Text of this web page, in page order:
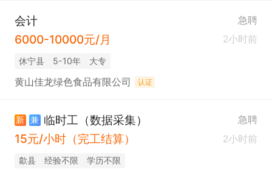
会计 急聘
6000-10000元/月 2小时前
休宁县 5-10年 大专
黄山佳龙绿色食品有限公司 认证
新 兼 临时工（数据采集） 急聘
15元/小时（完工结算） 2小时前
歙县 经验不限 学历不限